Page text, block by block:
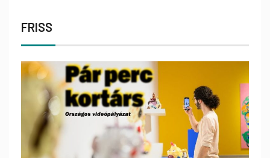
FRISS